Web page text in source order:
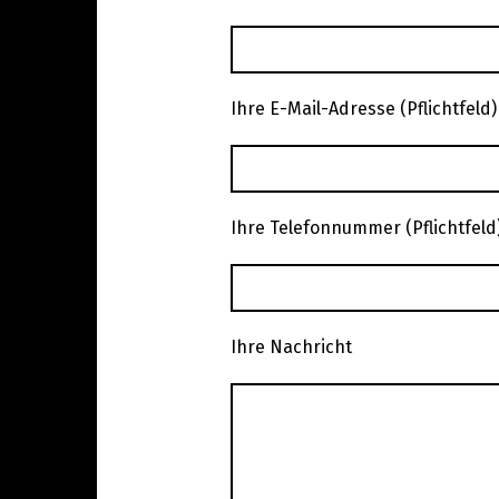
Ihre E-Mail-Adresse (Pflichtfeld)
Ihre Telefonnummer
Ihre Nachricht